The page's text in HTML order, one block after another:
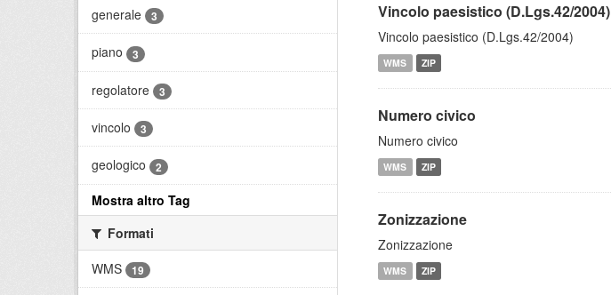
generale 3
piano 3
regolatore 3
vincolo 3
geologico 2
Mostra altro Tag
Formati
WMS
19
Vincolo paesistico (D.Lgs.42/2004)
Vincolo paesistico (D.Lgs.42/2004)
WMS ZIP
Numero civico
Numero civico
WMS ZIP
Zonizzazione
Zonizzazione
WMS ZIP